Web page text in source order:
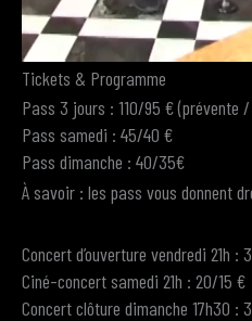
Tickets & Programme
Pass 3 jours : 110/95 € (prévente
Pass samedi : 45/40 €
Pass dimanche : 40/35€
À savoir : les pass vous donnent
Concert d’ouverture vendredi 21h :
Ciné-concert samedi 21h : 20/15 €
Concert clôture dimanche 17h30 :